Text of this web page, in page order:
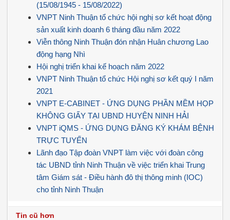
(15/08/1945 - 15/08/2022)
VNPT Ninh Thuận tổ chức hội nghị sơ kết hoạt động
sản xuất kinh doanh 6 tháng đầu năm 2022
Viễn thông Ninh Thuận đón nhận Huân chương Lao
động hạng Nhì
Hội nghị triển khai kế hoạch năm 2022
VNPT Ninh Thuận tổ chức Hội nghị sơ kết quý I năm
2021
VNPT E-CABINET - ỨNG DỤNG PHẦN MỀM HỌP
KHÔNG GIẤY TẠI UBND HUYỆN NINH HẢI
VNPT iQMS - ỨNG DỤNG ĐĂNG KÝ KHÁM BỆNH
TRỰC TUYẾN
Lãnh đạo Tập đoàn VNPT làm việc với đoàn công
tác UBND tỉnh Ninh Thuận về việc triển khai Trung
tâm Giám sát - Điều hành đô thị thông minh (IOC)
cho tỉnh Ninh Thuận
Tin cũ hơn